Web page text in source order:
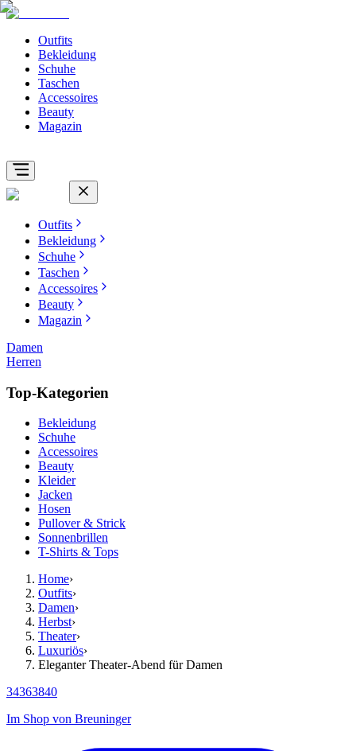
Outfits
Bekleidung
Schuhe
Taschen
Accessoires
Beauty
Magazin
Outfits
Bekleidung
Schuhe
Taschen
Accessoires
Beauty
Magazin
Damen
Herren
Top-Kategorien
Bekleidung
Schuhe
Accessoires
Beauty
Kleider
Jacken
Hosen
Pullover & Strick
Sonnenbrillen
T-Shirts & Tops
Home›
Outfits›
Damen›
Herbst›
Theater›
Luxuriös›
Eleganter Theater-Abend für Damen
34363840
Im Shop von Breuninger